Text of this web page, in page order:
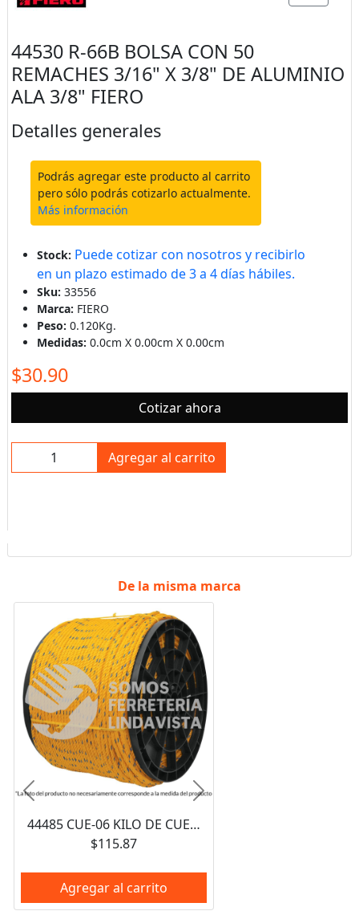
44530 R-66B BOLSA CON 50
REMACHES 3/16" X 3/8" DE ALUMINIO
ALA 3/8" FIERO
Detalles generales
Podrás agregar este producto al carrito
pero sólo podrás cotizarlo actualmente.
Más información
Stock: Puede cotizar con nosotros y recibirlo
en un plazo estimado de 3 a 4 días hábiles.
Sku: 33556
Marca: FIERO
Peso: 0.120Kg.
Medidas: 0.0cm X 0.00cm X 0.00cm
$30.90
Cotizar ahora
Agregar al carrito
De la misma marca
44485 CUE-06 KILO DE CUERDA AMARILLA DE POLIPROPILENO 6 MM ROLLO 20 KG FIERO
$115.87
Agregar al carrito
Anterior Siguiente